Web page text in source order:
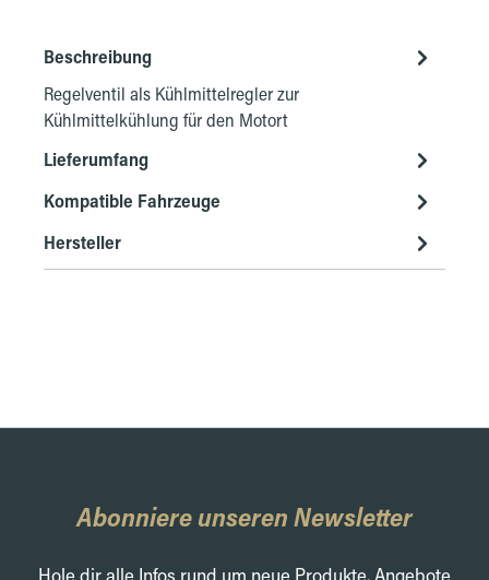
Beschreibung
Regelventil als Kühlmittelregler zur
Kühlmittelkühlung für den Motort
Lieferumfang
Kompatible Fahrzeuge
Hersteller
Abonniere unseren Newsletter